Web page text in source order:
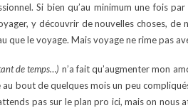
Si bien qu’au minimum une fois
y découvrir de nouvelles choses,
que le voyage. Mais voyage ne rime pas
de temps…) n’a fait qu’augmenter mon
bout de quelques mois un peu
pas sur le plan pro ici, mais on